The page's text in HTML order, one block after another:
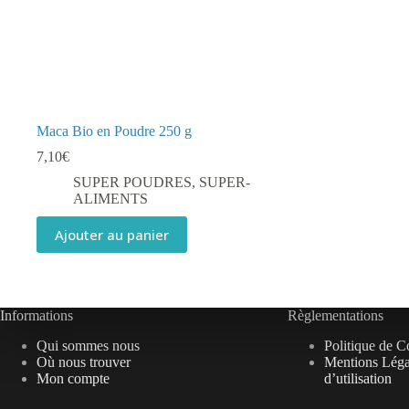
Maca Bio en Poudre 250 g
7,10€
SUPER POUDRES, SUPER-
ALIMENTS
Ajouter au panier
Informations
Qui sommes nous
Où nous trouver
Mon compte
Règlementations
Politique de
Mentions
d’utilisation